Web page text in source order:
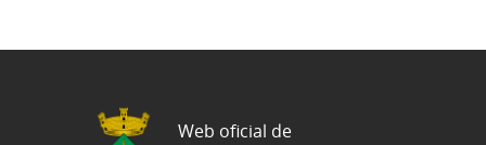
Web oficial de